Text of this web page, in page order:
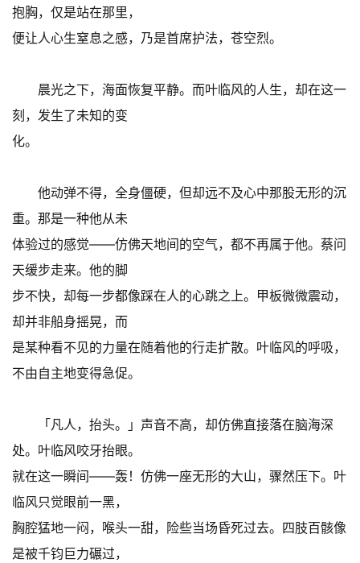
抱胸，仅是站在那里，
便让人心生窒息之感，乃是首席护法，苍空烈。
晨光之下，海面恢复平静。而叶临风的人生，却在这一
刻，发生了未知的变
化。
他动弹不得，全身僵硬，但却远不及心中那股无形的沉
重。那是一种他从未
体验过的感觉——仿佛天地间的空气，都不再属于他。蔡问
天缓步走来。他的脚
步不快，却每一步都像踩在人的心跳之上。甲板微微震动，
却并非船身摇晃，而
是某种看不见的力量在随着他的行走扩散。叶临风的呼吸，
不由自主地变得急促。
「凡人，抬头。」声音不高，却仿佛直接落在脑海深
处。叶临风咬牙抬眼。
就在这一瞬间——轰！仿佛一座无形的大山，骤然压下。叶
临风只觉眼前一黑，
胸腔猛地一闷，喉头一甜，险些当场昏死过去。四肢百骸像
是被千钧巨力碾过，